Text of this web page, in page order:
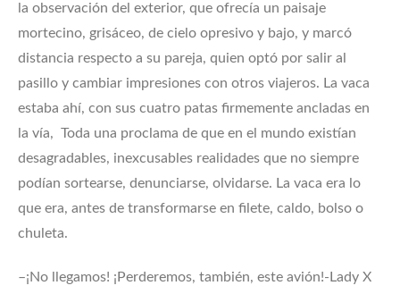
la observación del exterior, que ofrecía un paisaje
mortecino, grisáceo, de cielo opresivo y bajo, y marcó
distancia respecto a su pareja, quien optó por salir al
pasillo y cambiar impresiones con otros viajeros. La vaca
estaba ahí, con sus cuatro patas firmemente ancladas en
la vía, Toda una proclama de que en el mundo existían
desagradables, inexcusables realidades que no siempre
podían sortearse, denunciarse, olvidarse. La vaca era lo
que era, antes de transformarse en filete, caldo, bolso o
chuleta.
–¡No llegamos! ¡Perderemos, también, este avión!-Lady X